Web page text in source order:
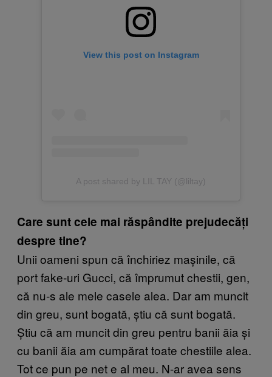
View this post on Instagram
A post shared by LIL TAY (@liltay)
Care sunt cele mai răspândite prejudecăți
despre tine?
Unii oameni spun că închiriez mașinile, că
port fake-uri Gucci, că împrumut chestii, gen,
că nu-s ale mele casele alea. Dar am muncit
din greu, sunt bogată, știu că sunt bogată.
Știu că am muncit din greu pentru banii ăia și
cu banii ăia am cumpărat toate chestiile alea.
Tot ce pun pe net e al meu. N-ar avea sens